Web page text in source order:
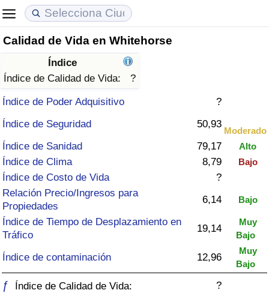
Calidad de Vida en Whitehorse
Índice
Índice de Calidad de Vida:
?
Índice de Poder Adquisitivo
?
Índice de Seguridad
50,93
Moderado
Índice de Sanidad 79,17 Alto
Índice de Clima 8,79 Bajo
Índice de Costo de Vida
?
Relación Precio/Ingresos para
Propiedades
6,14 Bajo
Índice de Tiempo de Desplazamiento en
Tráfico
19,14
Muy
Bajo
Índice de contaminación 12,96
Muy
Bajo
ƒ Índice de Calidad de Vida: ?
Coste de vida
Índice de Costo de Vida (Actual)
Índice de Costo de Vida
en aqaba
Precios de las propiedades
Índice de Precios de Inmuebles (Actual)
Índice de Precios de Inmuebles
Calidad de Vida
Índice de Calidad de Vida
Índice de Calidad de Vida (Actual)
Delincuencia
Calificación del Índice de Criminalidad
(Actual)
Índice de criminalidad por país